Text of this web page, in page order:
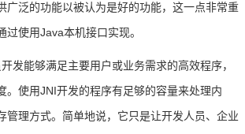
广泛的功能以被认为是好的功能，这一点非常重
使用Java本机接口实现。
发能够满足主要用户或业务需求的高效程序，
。使用JNI开发的程序有足够的容量来处理内
管理方式。简单地说，它只是让开发人员、企业